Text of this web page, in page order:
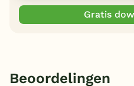
Gratis
Beoordelingen